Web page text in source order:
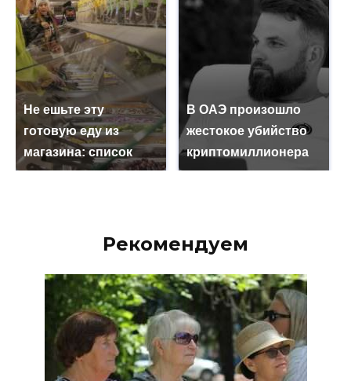
Не ешьте эту
готовую еду из
магазина: список
В ОАЭ произошло
жестокое убийство
криптомиллионера
Рекомендуем